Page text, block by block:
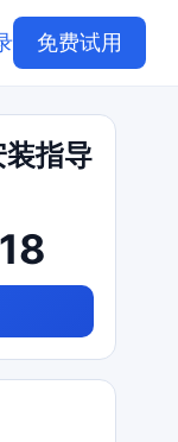
免费试用
指导